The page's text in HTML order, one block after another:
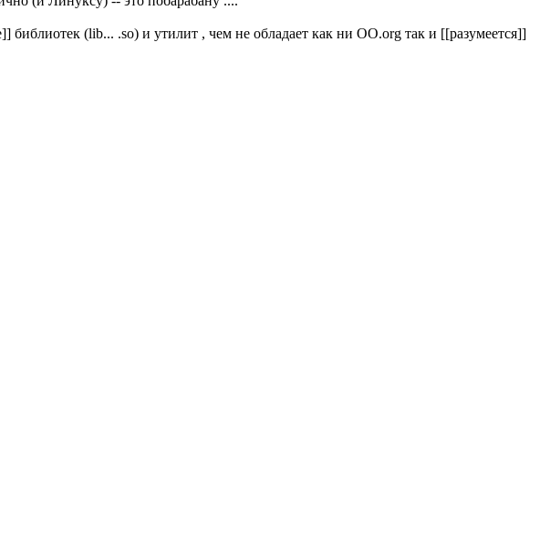
(lib... .so) и утилит , чем не обладает как ни OO.org так и [[разумеется]]